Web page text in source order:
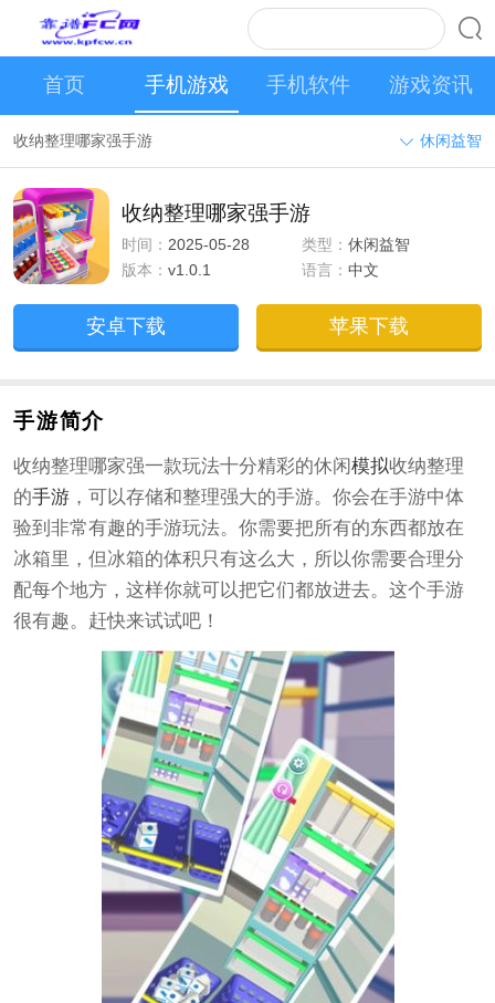
首页 手机游戏 手机软件 游戏资讯
收纳整理哪家强手游 休闲益智
收纳整理哪家强手游
时间： 2025-05-28 类型：休闲益智
版本：v1.0.1 语言：中文
安卓下载 苹果下载
手游简介
收纳整理哪家强一款玩法十分精彩的休闲模拟收纳整理
的手游，可以存储和整理强大的手游。你会在手游中体
验到非常有趣的手游玩法。你需要把所有的东西都放在
冰箱里，但冰箱的体积只有这么大，所以你需要合理分
配每个地方，这样你就可以把它们都放进去。这个手游
很有趣。赶快来试试吧！